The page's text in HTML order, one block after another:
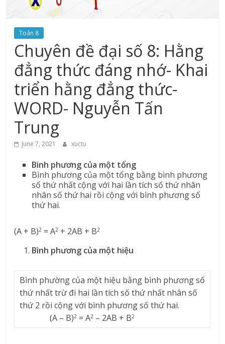
Toán 8
Chuyên đề đại số 8: Hằng
đẳng thức đáng nhớ- Khai
triển hằng đẳng thức-
WORD- Nguyễn Tấn
Trung
June 7, 2021 xuctu
Bình phương của một tổng
Bình phương của một tổng bằng bình phương
số thứ nhất cộng với hai lần tích số thứ nhân
nhân số thứ hai rồi cộng với bình phương số
thứ hai.
(A + B)2 = A2 + 2AB + B2
Bình phương của một hiệu
Bình phường của một hiệu bằng bình phương số
thứ nhất trừ đi hai lần tích số thứ nhất nhân số
thứ 2 rồi cộng với bình phương số thứ hai.
(A – B)2 = A2 – 2AB + B2